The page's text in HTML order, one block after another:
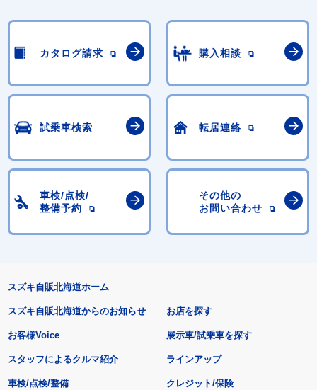
カタログ請求 購入相談
試乗車検索 転居連絡
車検/点検/
整備予約
その他の
お問い合わせ
スズキ自販北海道ホーム
スズキ自販北海道からのお知らせ
お客様Voice
スタッフによるクルマ紹介
お店を探す
展示車/試乗車を探す
ラインアップ
車検/点検/整備 クレジット/保険